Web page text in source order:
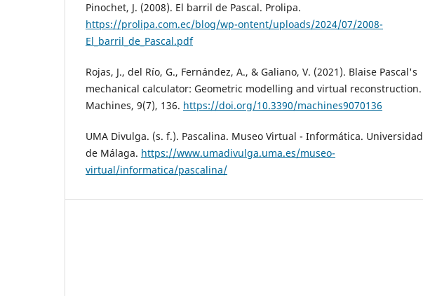
Pinochet, J. (2008). El barril de Pascal. Prolipa.
https://prolipa.com.ec/blog/wp-ontent/uploads/2024/07/2008-
El_barril_de_Pascal.pdf
Rojas, J., del Río, G., Fernández, A., & Galiano, V. (2021). Blaise Pascal's
mechanical calculator: Geometric modelling and virtual reconstruction.
Machines, 9(7), 136. https://doi.org/10.3390/machines9070136
UMA Divulga. (s. f.). Pascalina. Museo Virtual - Informática. Universidad
de Málaga. https://www.umadivulga.uma.es/museo-
virtual/informatica/pascalina/